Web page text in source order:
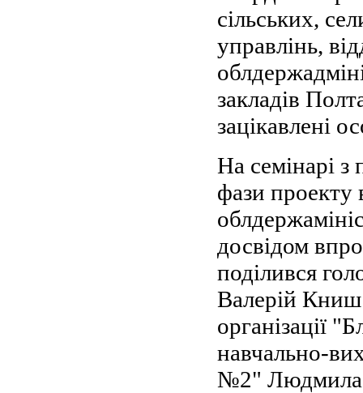
сільських,
управлінь,
закладів
зацікавлені
На семінарі з
фази проекту
досвідом
поділився
Валерій Книш
організації
навчально-
№2" Людмила